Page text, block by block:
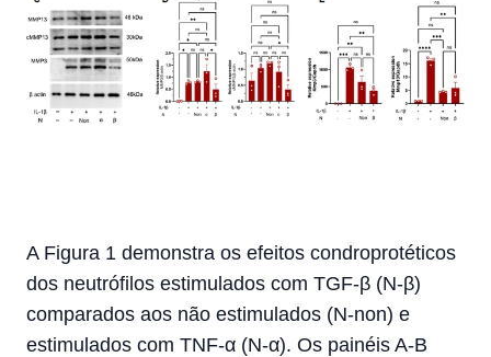
A Figura 1 demonstra os efeitos condroprotéticos
dos neutrófilos estimulados com TGF-β (N-β)
comparados aos não estimulados (N-non) e
estimulados com TNF-α (N-α). Os painéis A-B